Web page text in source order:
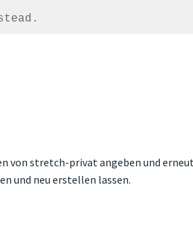
von stretch-privat angeben und
und neu erstellen lassen.